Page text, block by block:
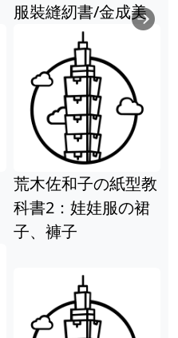
服裝縫紉書/金成美
荒木佐和子の紙型教
科書2：娃娃服の裙
子、褲子